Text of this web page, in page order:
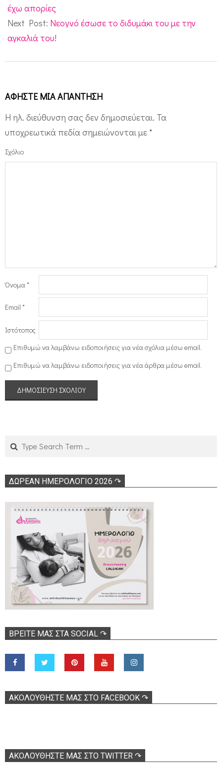
25
έχω απορίες
Next Post: Νεογνό έσωσε το διδυμάκι του με την
αγκαλιά του!
ΑΦΉΣΤΕ ΜΙΑ ΑΠΆΝΤΗΣΗ
Η ηλ. διεύθυνση σας δεν δημοσιεύεται. Τα
υποχρεωτικά πεδία σημειώνονται με *
Σχόλιο
Όνομα *
Email *
Ιστότοπος
Επιθυμώ να λαμβάνω ειδοποιήσεις για νέα σχόλια μέσω email.
Επιθυμώ να λαμβάνω ειδοποιήσεις για νέα άρθρα μέσω email.
ΔΩΡΕΑΝ ΗΜΕΡΟΛΟΓΙΟ 2026 ↷
ΒΡΕΊΤΕ ΜΑΣ ΣΤΑ SOCIAL ↷
ΑΚΟΛOΥΘΉΣΤΕ ΜΑΣ ΣΤΟ FACEBOOK ↷
ΑΚΟΛΟΥΘΉΣΤΕ ΜΑΣ ΣΤΟ TWITTER ↷